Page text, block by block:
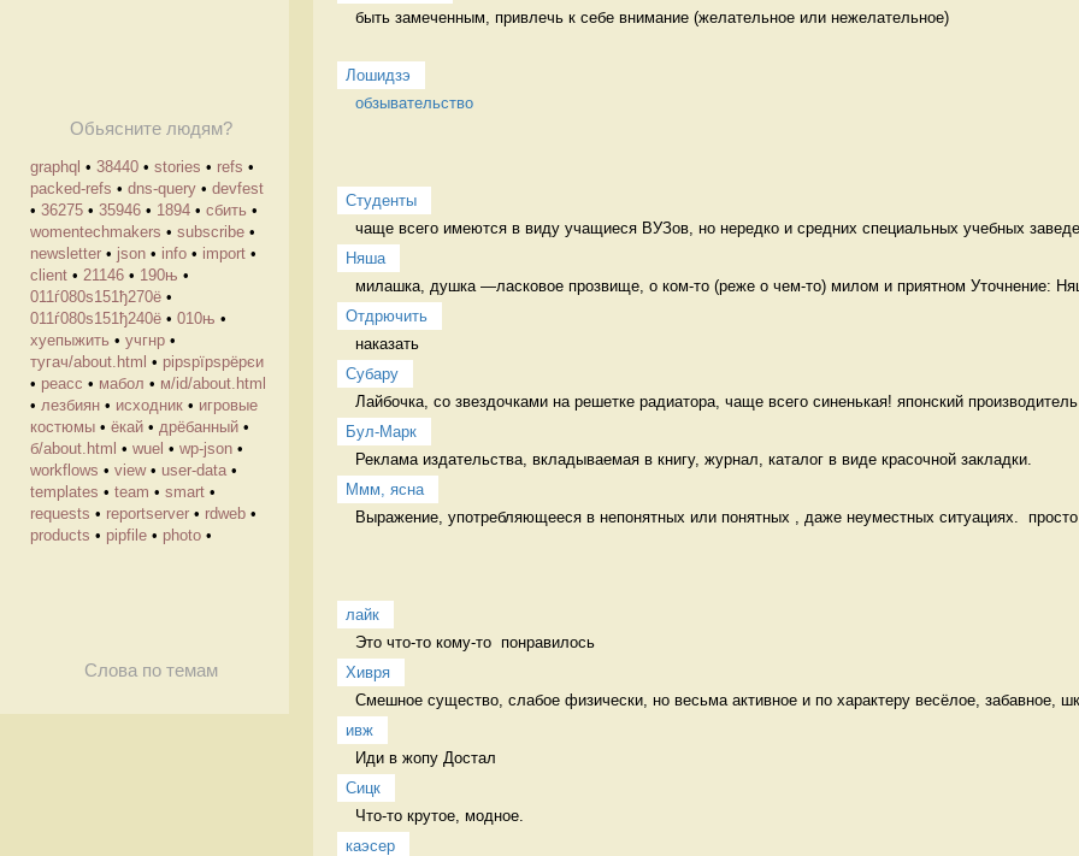
Обьясните людям?
graphql • 38440 • stories • refs •
packed-refs • dns-query • devfest
• 36275 • 35946 • 1894 • сбить •
womentechmakers • subscribe •
newsletter • json • info • import •
client • 21146 • 190њ •
011ѓ080ѕ151ђ270ё •
011ѓ080ѕ151ђ240ё • 010њ •
хуепыжить • учгнр •
тугач/about.html • рірѕрїрѕрёрєи
• реасс • мабол • м/id/about.html
• лезбиян • исходник • игровые
костюмы • ёкай • дрёбанный •
б/about.html • wuel • wp-json •
workflows • view• user-data •
templates • team • smart •
requests • reportserver • rdweb •
products • pipfile • photo •
Слова по темам
быть замеченным, привлечь к себе внимание (желательное или нежелательное)
Лошидзэ
обзывательство
Студенты
чаще всего имеются в виду учащиеся ВУЗов, но нередко и средних специальных учебных
Няша
милашка, душка —ласковое прозвище, о ком-то (реже о чем-то) милом и приятном Уточнение:
Отдрючить
наказать
Cубару
Лайбочка, со звездочками на решетке радиатора, чаще всего синенькая! японский производитель
Бул-Марк
Реклама издательства, вкладываемая в книгу, журнал, каталог в виде красочной закладки.
Ммм, ясна
Выражение, употребляющееся в непонятных или понятных , даже неуместных ситуациях.  просто
лайк
Это что-то кому-то  понравилось
Хивря
Смешное существо, слабое физически, но весьма активное и по характеру весёлое, забавное,
ивж
Иди в жопу Достал
Сицк
Что-то крутое, модное.
каэсер